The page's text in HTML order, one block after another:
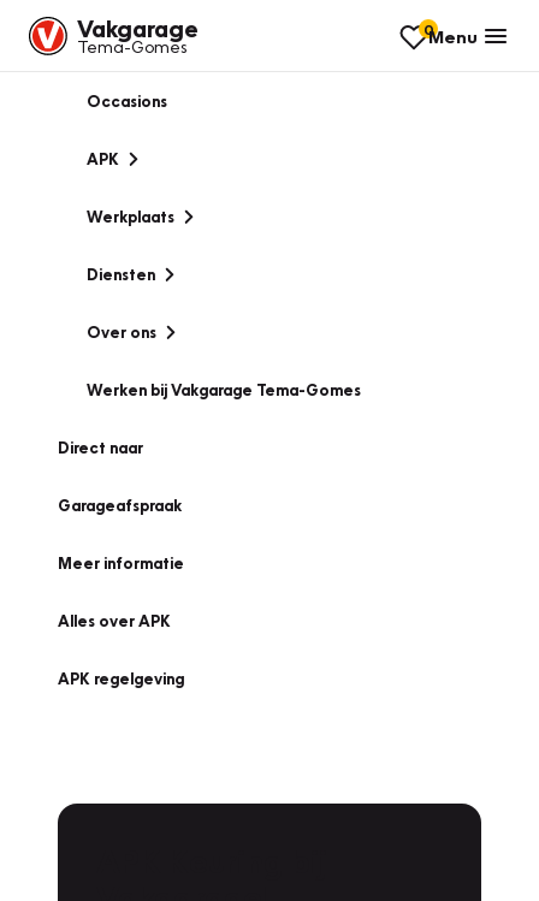
Vakgarage
Tema-Gomes
0Menu
Occasions
APK
Werkplaats
Diensten
Over ons
Werken bij Vakgarage Tema-Gomes
Direct naar
Garageafspraak
Meer informatie
Alles over APK
APK regelgeving